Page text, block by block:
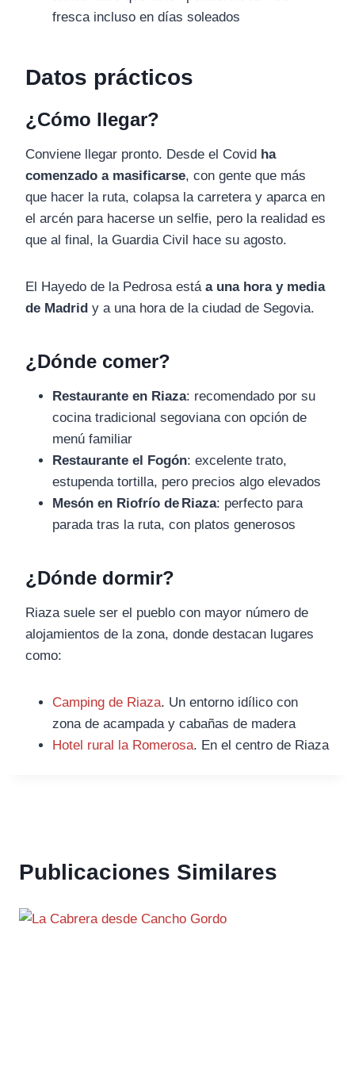
fresca incluso en días soleados
Datos prácticos
¿Cómo llegar?
Conviene llegar pronto. Desde el Covid ha
comenzado a masificarse, con gente que más
que hacer la ruta, colapsa la carretera y aparca en
el arcén para hacerse un selfie, pero la realidad es
que al final, la Guardia Civil hace su agosto.
El Hayedo de la Pedrosa está a una hora y media
de Madrid y a una hora de la ciudad de Segovia.
¿Dónde comer?
Restaurante en Riaza: recomendado por su
cocina tradicional segoviana con opción de
menú familiar
Restaurante el Fogón: excelente trato,
estupenda tortilla, pero precios algo elevados
Mesón en Riofrío de Riaza: perfecto para
parada tras la ruta, con platos generosos
¿Dónde dormir?
Riaza suele ser el pueblo con mayor número de
alojamientos de la zona, donde destacan lugares
como:
Camping de Riaza. Un entorno idílico con
zona de acampada y cabañas de madera
Hotel rural la Romerosa. En el centro de Riaza
Publicaciones Similares